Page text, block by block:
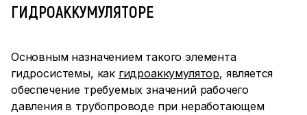
ГИДРОАККУМУЛЯТОРЕ
Основным назначением такого элемента
гидросистемы, как гидроаккумулятор, является
обеспечение требуемых значений рабочего
давления в трубопроводе при неработающем